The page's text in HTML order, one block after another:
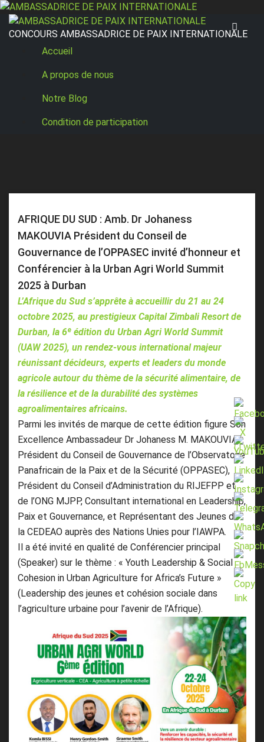
Skip
content
CONCOURS AMBASSADRICE DE PAIX INTERNATIONALE
Accueil
A propos de nous
Notre Blog
Condition de participation
AFRIQUE DU SUD : Amb. Dr Johaness
MAKOUVIA Président du Conseil de
Gouvernance de l’OPPASEC invité d’honneur et
Conférencier à la Urban Agri World Summit
2025 à Durban
L’Afrique du Sud s’apprête à accueillir du 21 au 24
octobre 2025, au prestigieux Capital Zimbali Resort de
Durban, la 6ᵉ édition du Urban Agri World Summit
(UAW 2025), un rendez-vous international majeur
réunissant décideurs, experts et leaders du monde
agricole autour du thème de la sécurité alimentaire, de
la résilience et de la durabilité des systèmes
agroalimentaires africains.
Parmi les invités de marque de cette édition figure Son
Excellence Ambassadeur Dr Johaness M. MAKOUVIA,
Président du Conseil de Gouvernance de l’Observatoire
Panafricain de la Paix et de la Sécurité (OPPASEC),
Président du Conseil d’Administration du RIJEFPP et
de l’ONG MJPP, Consultant international en Leadership,
Paix et Gouvernance, et Représentant des Jeunes de
la CEDEAO auprès des Nations Unies pour l’IAWPA.
Il a été invité en qualité de Conférencier principal
(Speaker) sur le thème : « Youth Leadership & Social
Cohesion in Urban Agriculture for Africa’s Future »
(Leadership des jeunes et cohésion sociale dans
l’agriculture urbaine pour l’avenir de l’Afrique).